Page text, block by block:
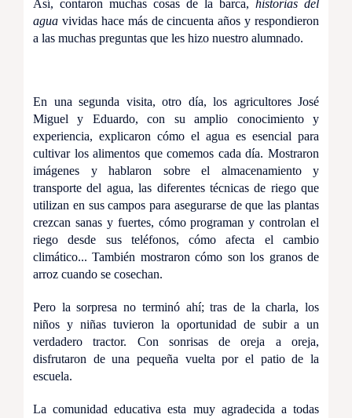
Así, contaron muchas cosas de la barca, historias del
agua vividas hace más de cincuenta años y respondieron
a las muchas preguntas que les hizo nuestro alumnado.
En una segunda visita, otro día, los agricultores José
Miguel y Eduardo, con su amplio conocimiento y
experiencia, explicaron cómo el agua es esencial para
cultivar los alimentos que comemos cada día. Mostraron
imágenes y hablaron sobre el almacenamiento y
transporte del agua, las diferentes técnicas de riego que
utilizan en sus campos para asegurarse de que las plantas
crezcan sanas y fuertes, cómo programan y controlan el
riego desde sus teléfonos, cómo afecta el cambio
climático... También mostraron cómo son los granos de
arroz cuando se cosechan.
Pero la sorpresa no terminó ahí; tras de la charla, los
niños y niñas tuvieron la oportunidad de subir a un
verdadero tractor. Con sonrisas de oreja a oreja,
disfrutaron de una pequeña vuelta por el patio de la
escuela.
La comunidad educativa esta muy agradecida a todas